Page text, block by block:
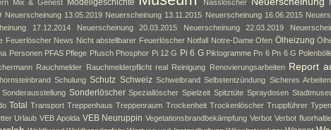
Mix & Genest Nasslöscher
Neuerscheinung 13.05.2019 Neuerscheinung 13.11.2015 Neuerscheinung 16.06.2015
17.12.2014 Neuerscheinung 20.03.2015 Neuerscheinung 22.03.2019
Feuerlöscher News Nicht abstellbarer Feuerlöscher Notfall Notre-Dame Ofen Ölheizung
Personen PFAS Pflege Pfusch Phosphor Pi 12 G Pi 6 G Piktogramme Pn 6 Pn 6 G
Rauchmelder Rauchmelderpflicht real Reinigung Renovierungsarbeiten Report
Schulung Schutz Schweiz Schwelbrand Selbstentzündung Sicheres Arbeiten
Sonderausstellung Sonderlöscher Speziallöscher Spielzeit Spitztüte Spraydosen
Total Transport Treppenhaus Treppenraum Trockenheit Trockenlöscher Truppführer
Urlaub VEB Apolda VEB Neuruppin Vegetationsbrandbekämpfung Verbot Verbot